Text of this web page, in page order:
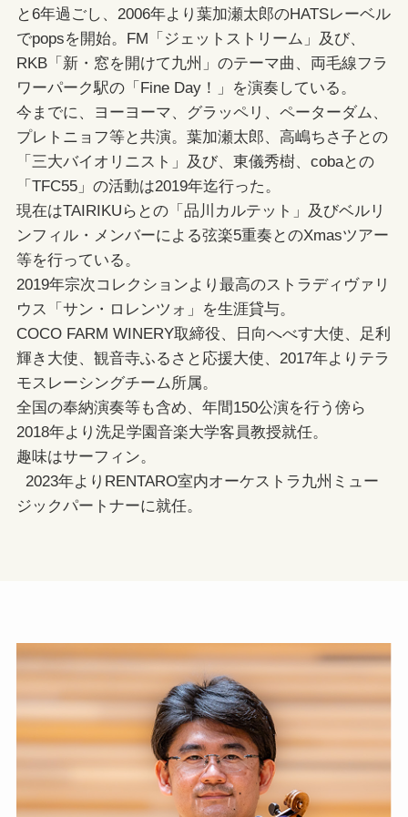
と6年過ごし、2006年より葉加瀬太郎のHATSレーベル
でpopsを開始。FM「ジェットストリーム」及び、
RKB「新・窓を開けて九州」のテーマ曲、両毛線フラ
ワーパーク駅の「Fine Day！」を演奏している。
今までに、ヨーヨーマ、グラッペリ、ペーターダム、
プレトニョフ等と共演。葉加瀬太郎、高嶋ちさ子との
「三大バイオリニスト」及び、東儀秀樹、cobaとの
「TFC55」の活動は2019年迄行った。
現在はTAIRIKUらとの「品川カルテット」及びベルリ
ンフィル・メンバーによる弦楽5重奏とのXmasツアー
等を行っている。
2019年宗次コレクションより最高のストラディヴァリ
ウス「サン・ロレンツォ」を生涯貸与。
COCO FARM WINERY取締役、日向へべす大使、足利
輝き大使、観音寺ふるさと応援大使、2017年よりテラ
モスレーシングチーム所属。
全国の奉納演奏等も含め、年間150公演を行う傍ら
2018年より洗足学園音楽大学客員教授就任。
趣味はサーフィン。
2023年よりRENTARO室内オーケストラ九州ミュー
ジックパートナーに就任。